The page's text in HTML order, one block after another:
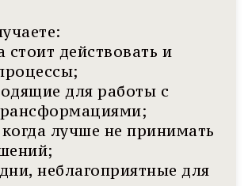
стоит действовать и
для работы с
лучше не принимать
неблагоприятные для